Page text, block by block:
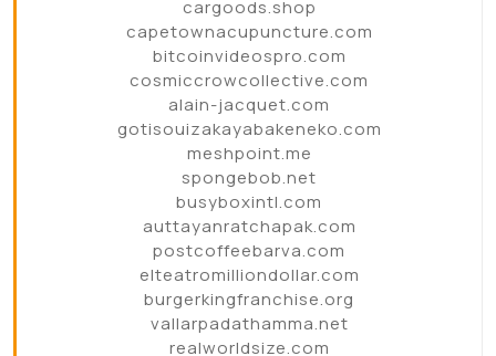
cargoods.shop
capetownacupuncture.com
bitcoinvideospro.com
cosmiccrowcollective.com
alain-jacquet.com
gotisouizakayabakeneko.com
meshpoint.me
spongebob.net
busyboxintl.com
auttayanratchapak.com
postcoffeebarva.com
elteatromilliondollar.com
burgerkingfranchise.org
vallarpadathamma.net
realworldsize.com